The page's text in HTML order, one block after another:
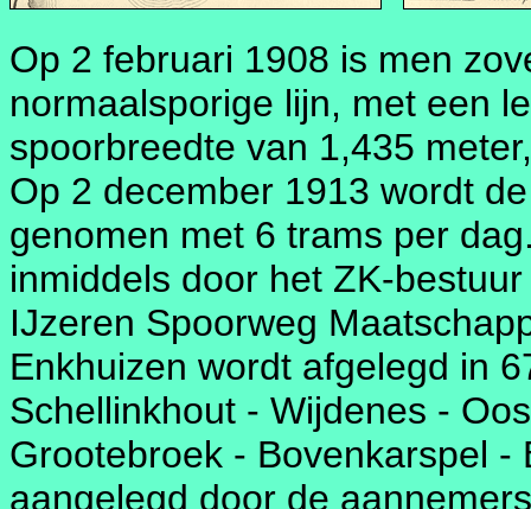
Op 2 februari 1908 is men
normaalsporige lijn, met een
spoorbreedte van 1,435
Op 2 december 1913 wordt
genomen met 6 trams per
inmiddels door het ZK-
IJzeren Spoorweg
Enkhuizen wordt afgelegd in
Schellinkhout - Wijdenes -
Grootebroek - Bovenkarspel
aangelegd door de